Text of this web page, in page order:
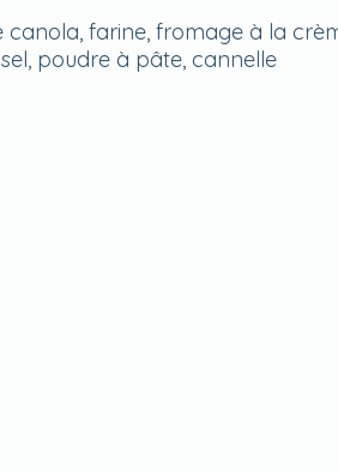
canola, farine, fromage à la
poudre à pâte, cannelle